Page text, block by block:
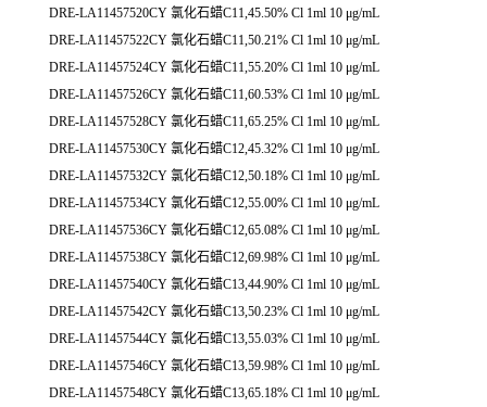
DRE-LA11457520CY 氯化石蜡C11,45.50% Cl 1ml 10 μg/mL
DRE-LA11457522CY 氯化石蜡C11,50.21% Cl 1ml 10 μg/mL
DRE-LA11457524CY 氯化石蜡C11,55.20% Cl 1ml 10 μg/mL
DRE-LA11457526CY 氯化石蜡C11,60.53% Cl 1ml 10 μg/mL
DRE-LA11457528CY 氯化石蜡C11,65.25% Cl 1ml 10 μg/mL
DRE-LA11457530CY 氯化石蜡C12,45.32% Cl 1ml 10 μg/mL
DRE-LA11457532CY 氯化石蜡C12,50.18% Cl 1ml 10 μg/mL
DRE-LA11457534CY 氯化石蜡C12,55.00% Cl 1ml 10 μg/mL
DRE-LA11457536CY 氯化石蜡C12,65.08% Cl 1ml 10 μg/mL
DRE-LA11457538CY 氯化石蜡C12,69.98% Cl 1ml 10 μg/mL
DRE-LA11457540CY 氯化石蜡C13,44.90% Cl 1ml 10 μg/mL
DRE-LA11457542CY 氯化石蜡C13,50.23% Cl 1ml 10 μg/mL
DRE-LA11457544CY 氯化石蜡C13,55.03% Cl 1ml 10 μg/mL
DRE-LA11457546CY 氯化石蜡C13,59.98% Cl 1ml 10 μg/mL
DRE-LA11457548CY 氯化石蜡C13,65.18% Cl 1ml 10 μg/mL